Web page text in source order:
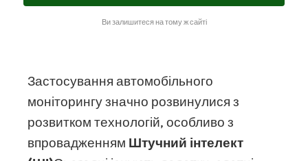
Ви залишитеся на тому ж сайті
Застосування автомобільного
моніторингу значно розвинулися з
розвитком технологій, особливо з
впровадженням Штучний інтелект